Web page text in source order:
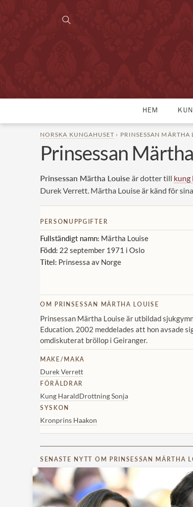
HEM
NORSKA KUNGAHUSET › PRINSESSAN MÄRTHA
Prinsessan
Prinsessan Märtha Louise är dotter till kung
Durek Verrett. Märtha Louise är känd för
PERSONUPPGIFTER
Fullständigt namn: Märtha Louise
Född: 22 september 1971 i Oslo
Titel: Prinsessa av Norge
OM PRINSESSAN MÄRTHA LOUISE
Prinsessan Märtha Louise är utbildad
Education. 2002 meddelades att hon avsade
omdiskuterat bröllop i Geiranger.
MAKE/MAKA
Durek Verrett
FÖRÄLDRAR
Kung HaraldDrottning Sonja
SYSKON
Kronprins Haakon
SENASTE NYTT OM PRINSESSAN MÄRTHA